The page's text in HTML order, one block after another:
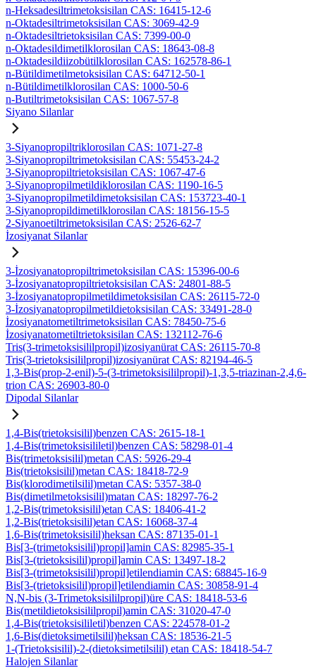
n-Heksadesiltrimetoksisilan CAS: 16415-12-6
n-Oktadesiltrimetoksisilan CAS: 3069-42-9
n-Oktadesiltrietoksisilan CAS: 7399-00-0
n-Oktadesildimetilklorosilan CAS: 18643-08-8
n-Oktadesildiizobütilklorosilan CAS: 162578-86-1
n-Bütildimetilmetoksisilan CAS: 64712-50-1
n-Bütildimetilklorosilan CAS: 1000-50-6
n-Butiltrimetoksisilan CAS: 1067-57-8
Siyano Silanlar
3-Siyanopropiltriklorosilan CAS: 1071-27-8
3-Siyanopropiltrimetoksisilan CAS: 55453-24-2
3-Siyanopropiltrietoksisilan CAS: 1067-47-6
3-Siyanopropilmetildiklorosilan CAS: 1190-16-5
3-Siyanopropilmetildimetoksisilan CAS: 153723-40-1
3-Siyanopropildimetilklorosilan CAS: 18156-15-5
2-Siyanoetiltrimetoksisilan CAS: 2526-62-7
İzosiyanat Silanlar
3-İzosiyanatopropiltrimetoksisilan CAS: 15396-00-6
3-İzosiyanatopropiltrietoksisilan CAS: 24801-88-5
3-İzosiyanatopropilmetildimetoksisilan CAS: 26115-72-0
3-İzosiyanatopropilmetildietoksisilan CAS: 33491-28-0
İzosiyanatometiltrimetoksisilan CAS: 78450-75-6
İzosiyanatometiltrietoksisilan CAS: 132112-76-6
Tris(3-trimetoksisililpropil)izosiyanürat CAS: 26115-70-8
Tris(3-trietoksisililpropil)izosiyanürat CAS: 82194-46-5
1,3-Bis(prop-2-enil)-5-(3-trimetoksisililpropil)-1,3,5-triazinan-2,4,6-
trion CAS: 26903-80-0
Dipodal Silanlar
1,4-Bis(trietoksisilil)benzen CAS: 2615-18-1
1,4-Bis(trimetoksisililetil)benzen CAS: 58298-01-4
Bis(trimetoksisilil)metan CAS: 5926-29-4
Bis(trietoksisilil)metan CAS: 18418-72-9
Bis(klorodimetilsilil)metan CAS: 5357-38-0
Bis(dimetilmetoksisilil)matan CAS: 18297-76-2
1,2-Bis(trimetoksisilil)etan CAS: 18406-41-2
1,2-Bis(trietoksisilil)etan CAS: 16068-37-4
1,6-Bis(trimetoksisilil)heksan CAS: 87135-01-1
Bis[3-(trimetoksisilil)propil]amin CAS: 82985-35-1
Bis[3-(trietoksisilil)propil]amin CAS: 13497-18-2
Bis[3-(trimetoksisilil)propil]etilendiamin CAS: 68845-16-9
Bis[3-(trietoksisilil)propil]etilendiamin CAS: 30858-91-4
N,N-bis (3-Trimetoksisililpropil)üre CAS: 18418-53-6
Bis(metildietoksisililpropil)amin CAS: 31020-47-0
1,4-Bis(trietoksisililetil)benzen CAS: 224578-01-2
1,6-Bis(dietoksimetilsilil)heksan CAS: 18536-21-5
1-(Trietoksisilil)-2-(dietoksimetilsilil) etan CAS: 18418-54-7
Halojen Silanlar